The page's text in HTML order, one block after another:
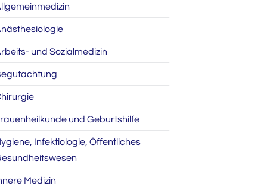
und Sozialmedizin
und Geburtshilfe
Infektiologie, Öffentliches
Medizin